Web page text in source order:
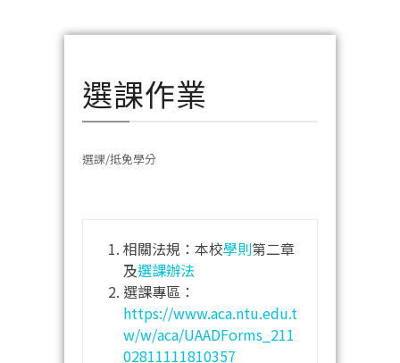
選課作業
選課/抵免學分
相關法規：本校學則第二章
及選課辦法
選課專區：
https://www.aca.ntu.edu.t
w/w/aca/UAADForms_211
02811111810357